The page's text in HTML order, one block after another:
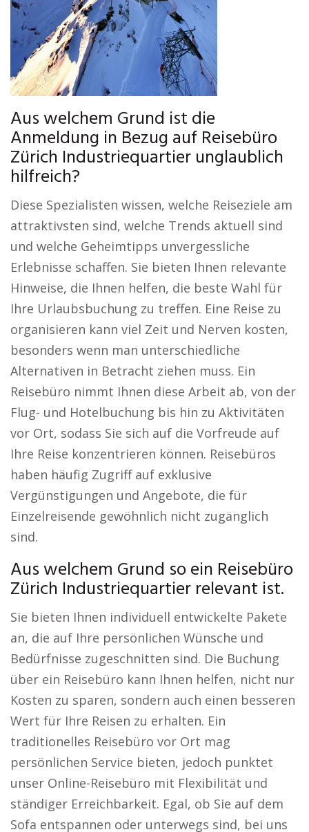
Aus welchem Grund ist die
Anmeldung in Bezug auf Reisebüro
Zürich Industriequartier unglaublich
hilfreich?
Diese Spezialisten wissen, welche Reiseziele am
attraktivsten sind, welche Trends aktuell sind
und welche Geheimtipps unvergessliche
Erlebnisse schaffen. Sie bieten Ihnen relevante
Hinweise, die Ihnen helfen, die beste Wahl für
Ihre Urlaubsbuchung zu treffen. Eine Reise zu
organisieren kann viel Zeit und Nerven kosten,
besonders wenn man unterschiedliche
Alternativen in Betracht ziehen muss. Ein
Reisebüro nimmt Ihnen diese Arbeit ab, von der
Flug- und Hotelbuchung bis hin zu Aktivitäten
vor Ort, sodass Sie sich auf die Vorfreude auf
Ihre Reise konzentrieren können. Reisebüros
haben häufig Zugriff auf exklusive
Vergünstigungen und Angebote, die für
Einzelreisende gewöhnlich nicht zugänglich
sind.
Aus welchem Grund so ein Reisebüro
Zürich Industriequartier relevant ist.
Sie bieten Ihnen individuell entwickelte Pakete
an, die auf Ihre persönlichen Wünsche und
Bedürfnisse zugeschnitten sind. Die Buchung
über ein Reisebüro kann Ihnen helfen, nicht nur
Kosten zu sparen, sondern auch einen besseren
Wert für Ihre Reisen zu erhalten. Ein
traditionelles Reisebüro vor Ort mag
persönlichen Service bieten, jedoch punktet
unser Online-Reisebüro mit Flexibilität und
ständiger Erreichbarkeit. Egal, ob Sie auf dem
Sofa entspannen oder unterwegs sind, bei uns